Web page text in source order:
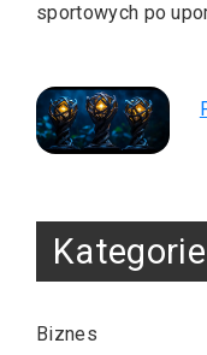
sportowych po
Kategorie
Biznes